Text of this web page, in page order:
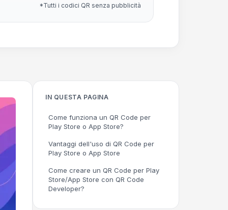
*Tutti i codici QR senza pubblicità
IN QUESTA PAGINA
Come funziona un QR Code per
Play Store o App Store?
Vantaggi dell'uso di QR Code per
Play Store o App Store
Come creare un QR Code per Play
Store/App Store con QR Code
Developer?